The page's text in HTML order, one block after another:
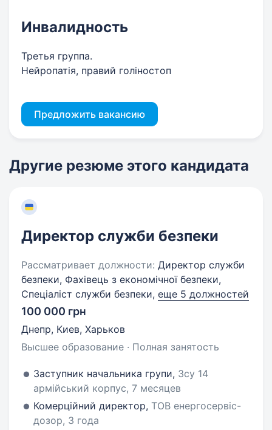
Инвалидность
Третья группа.
Нейропатія, правий голіностоп
Предложить вакансию
Другие резюме этого кандидата
Директор служби безпеки
Рассматривает должности: Директор служби
безпеки, Фахівець з економічної безпеки,
Спеціаліст служби безпеки, еще 5 должностей
100 000 грн
Днепр, Киев, Харьков
Высшее образование · Полная занятость
Заступник начальника групи, Зсу 14
армійський корпус, 7 месяцев
Комерційний директор, ТОВ енергосервіс-
дозор, 3 года